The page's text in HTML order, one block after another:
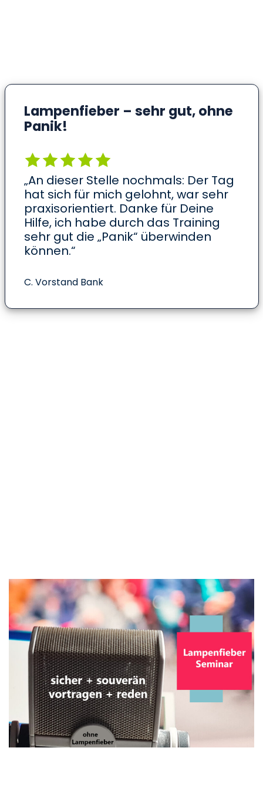
Lampenfieber – sehr gut, ohne
Panik!
„An dieser Stelle nochmals: Der Tag
hat sich für mich gelohnt, war sehr
praxisorientiert. Danke für Deine
Hilfe, ich habe durch das Training
sehr gut die „Panik“ überwinden
können.“
C. Vorstand Bank